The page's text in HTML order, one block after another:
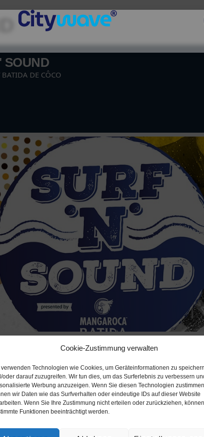
Cookie-Zustimmung verwalten
verwenden Technologien wie Cookies, um Geräteinformationen zu speichern
oder darauf zuzugreifen. Wir tun dies, um das Surferlebnis zu verbessern
Werbung anzuzeigen. Wenn Sie diesen Technologien zustimmen,
wir Daten wie das Surfverhalten oder eindeutige IDs auf dieser Website
Wenn Sie Ihre Zustimmung nicht erteilen oder zurückziehen, können
Funktionen beeinträchtigt werden.
SOUND
BATIDA DE CÔCO
feiern wirimmer am Freitag auf der CityWaveheiße
bis 22.00 Uhr -> SPECIAL OFFERS